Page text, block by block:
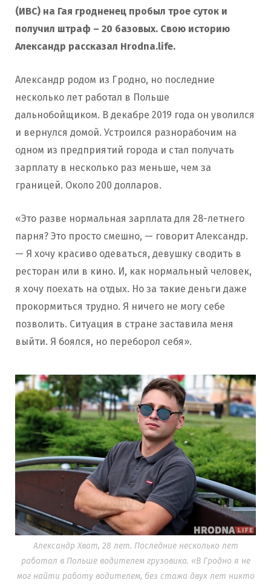
(ИВС) на Гая гродненец пробыл трое суток и
получил штраф – 20 базовых. Свою историю
Александр рассказал Hrodna.life.
Александр родом из Гродно, но последние
несколько лет работал в Польше
дальнобойщиком. В декабре 2019 года он уволился
и вернулся домой. Устроился разнорабочим на
одном из предприятий города и стал получать
зарплату в несколько раз меньше, чем за
границей. Около 200 долларов.
«Это разве нормальная зарплата для 28-летнего
парня? Это просто смешно, — говорит Александр.
— Я хочу красиво одеваться, девушку сводить в
ресторан или в кино. И, как нормальный человек,
я хочу поехать на отдых. Но за такие деньги даже
прокормиться трудно. Я ничего не могу себе
позволить. Ситуация в стране заставила меня
выйти. Я боялся, но переборол себя».
Александр Хват, 28 лет. Последние несколько лет
работал в Польше водителем грузовика. «В Гродно я не
мог найти работу водителем, без стажа двух лет никто